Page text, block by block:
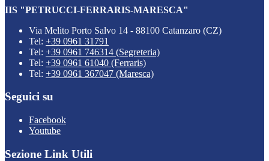
IIS "PETRUCCI-FERRARIS-MARESCA"
Via Melito Porto Salvo 14 - 88100 Catanzaro (CZ)
Tel: +39 0961 31791
Tel: +39 0961 746314 (Segreteria)
Tel: +39 0961 61040 (Ferraris)
Tel: +39 0961 367047 (Maresca)
Seguici su
Facebook
Youtube
Sezione Link Utili